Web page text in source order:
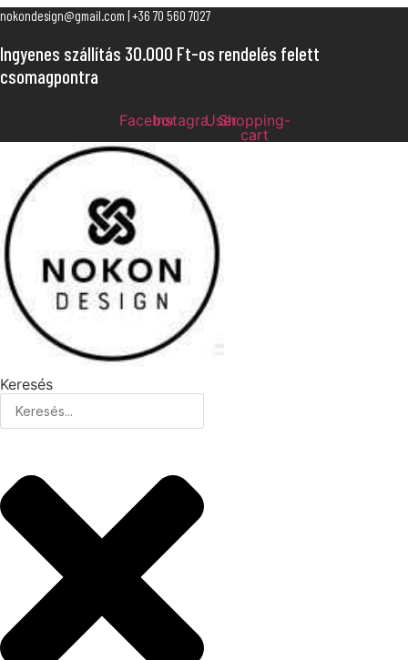
Ugrás
tartalomhoz
nokondesign@gmail.com | +36 70 560 7027
Ingyenes szállítás 30.000 Ft-os rendelés felett
csomagpontra
FacebookInstagramUser
Shopping-
cart
Keresés